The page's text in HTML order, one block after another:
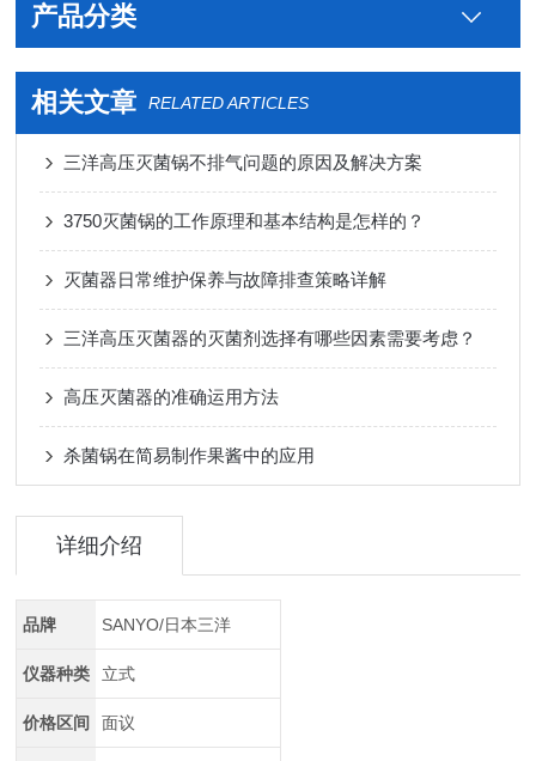
产品分类
相关文章 RELATED ARTICLES
三洋高压灭菌锅不排气问题的原因及解决方案
3750灭菌锅的工作原理和基本结构是怎样的？
灭菌器日常维护保养与故障排查策略详解
三洋高压灭菌器的灭菌剂选择有哪些因素需要考虑？
高压灭菌器的准确运用方法
杀菌锅在简易制作果酱中的应用
详细介绍
品牌 SANYO/日本三洋
仪器种类 立式
价格区间 面议